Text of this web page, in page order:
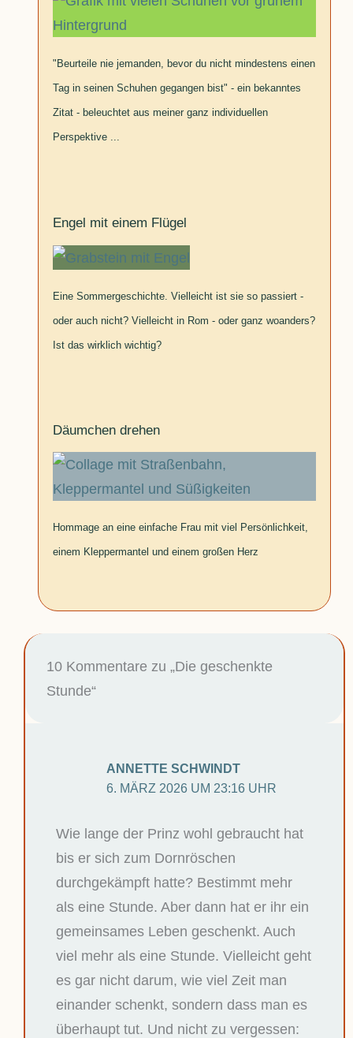
"Beurteile nie jemanden, bevor du nicht mindestens einen
Tag in seinen Schuhen gegangen bist" - ein bekanntes
Zitat - beleuchtet aus meiner ganz individuellen
Perspektive ...
Engel mit einem Flügel
Eine Sommergeschichte. Vielleicht ist sie so passiert -
oder auch nicht? Vielleicht in Rom - oder ganz woanders?
Ist das wirklich wichtig?
Däumchen drehen
Hommage an eine einfache Frau mit viel Persönlichkeit,
einem Kleppermantel und einem großen Herz
10 Kommentare zu „Die geschenkte
Stunde“
ANNETTE SCHWINDT
6. MÄRZ 2026 UM 23:16 UHR
Wie lange der Prinz wohl gebraucht hat
bis er sich zum Dornröschen
durchgekämpft hatte? Bestimmt mehr
als eine Stunde. Aber dann hat er ihr ein
gemeinsames Leben geschenkt. Auch
viel mehr als eine Stunde. Vielleicht geht
es gar nicht darum, wie viel Zeit man
einander schenkt, sondern dass man es
überhaupt tut. Und nicht zu vergessen: